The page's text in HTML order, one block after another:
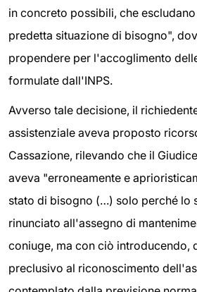
in concreto possibili, che
predetta situazione di bisogno",
propendere per l'accoglimento
formulate dall'INPS.
Avverso tale decisione, il
assistenziale aveva proposto
Cassazione, rilevando che il
aveva "erroneamente e
stato di bisogno (…) solo perché lo
rinunciato all'assegno di
coniuge, ma con ciò introducendo,
preclusivo al riconoscimento